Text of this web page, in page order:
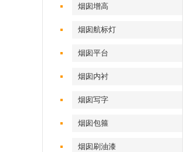
烟囱增高
烟囱航标灯
烟囱平台
烟囱内衬
烟囱写字
烟囱包箍
烟囱刷油漆